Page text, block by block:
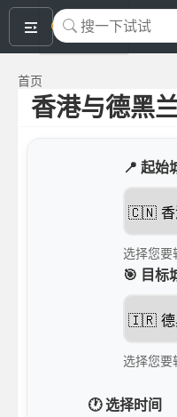
okeyTool
首页
香港与德黑
📍 起始
选择您要
🎯 目标
选择您要
🕐 选择时间